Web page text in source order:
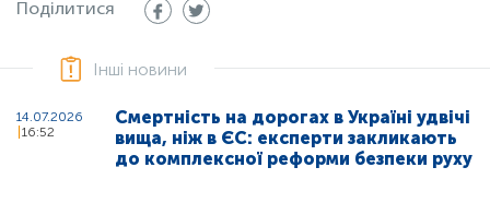
Поділитися
Інші новини
14.07.2026
16:52
Смертність на дорогах в Україні удвічі
вища, ніж в ЄС: експерти закликають
до комплексної реформи безпеки руху